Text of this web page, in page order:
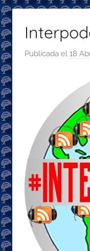
del
podcastfera
Publicada el 18